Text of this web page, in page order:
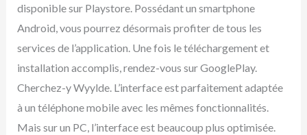
disponible sur Playstore. Possédant un smartphone
Android, vous pourrez désormais profiter de tous les
services de l’application. Une fois le téléchargement et
installation accomplis, rendez-vous sur GooglePlay.
Cherchez-y Wyylde. L’interface est parfaitement adaptée
à un téléphone mobile avec les mêmes fonctionnalités.
Mais sur un PC, l’interface est beaucoup plus optimisée.